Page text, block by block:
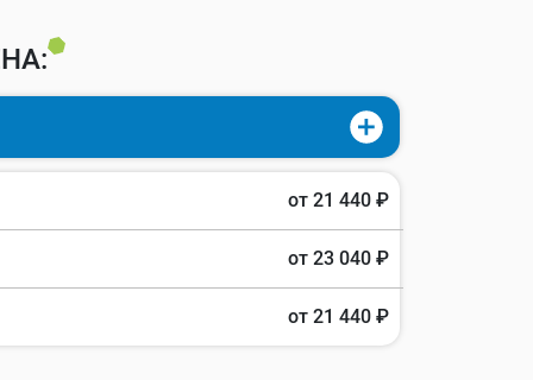
от 21 440 ₽
от 23 040 ₽
от 21 440 ₽